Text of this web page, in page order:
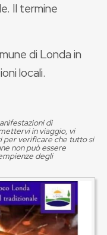
Il termine
di Londa in
locali.
di
in viaggio, vi
per verificare che tutto si
non può essere
degli